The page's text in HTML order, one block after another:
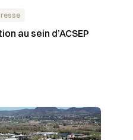
au sein d’ACSEP